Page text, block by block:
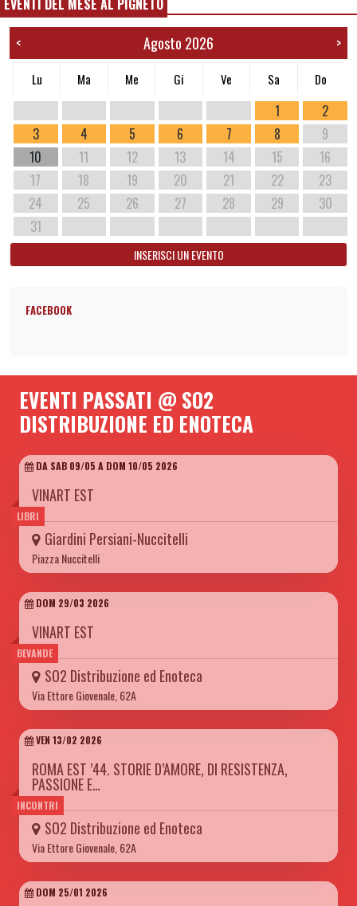
EVENTI DEL MESE AL PIGNETO
< Agosto 2026 >
Lu Ma Me Gi Ve Sa Do
1
2
3
4 5 6 7 8
9
10
11 12 13 14 15
16
17
18 19 20 21 22
23
24
25 26 27 28 29
30
31
INSERISCI UN EVENTO
FACEBOOK
EVENTI PASSATI @ SO2
DISTRIBUZIONE ED ENOTECA
LIBRI
DA SAB 09/05 A DOM 10/05 2026
VINART EST
Giardini Persiani-Nuccitelli
Piazza Nuccitelli
BEVANDE
DOM 29/03 2026
VINART EST
SO2 Distribuzione ed Enoteca
Via Ettore Giovenale, 62A
INCONTRI
VEN 13/02 2026
ROMA EST ’44. STORIE D’AMORE, DI RESISTENZA,
PASSIONE E…
SO2 Distribuzione ed Enoteca
Via Ettore Giovenale, 62A
DOM 25/01 2026